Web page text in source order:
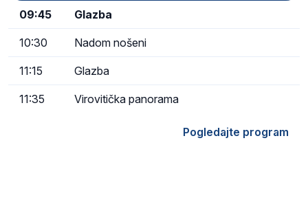
09:45 Glazba
10:30 Nadom nošeni
11:15 Glazba
11:35 Virovitička panorama
Pogledajte program